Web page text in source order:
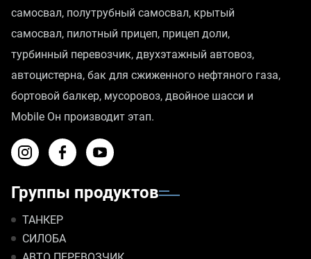
самосвал, полутрубный самосвал, крытый
самосвал, пилотный прицеп, прицеп доли,
турбинный перевозчик, двухэтажный автовоз,
автоцистерна, бак для сжиженного нефтяного газа,
бортовой балкер, мусоровоз, двойное шасси и
Mobile Он производит этап.
Группы продуктов
ТАНКЕР
СИЛОБА